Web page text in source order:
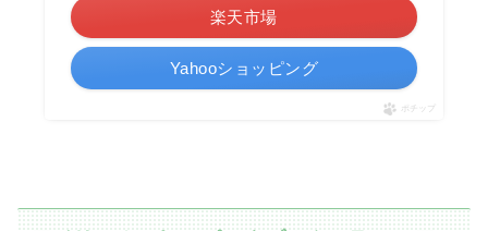
楽天市場
Yahooショッピング
ポチップ